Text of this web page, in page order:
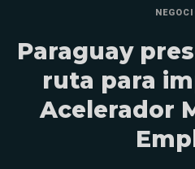
Paraguay
ruta para
Acelerador